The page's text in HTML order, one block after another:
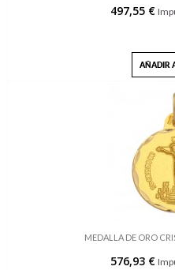
497,55 €
AÑADIR
MEDALLA DE ORO
576,93 €